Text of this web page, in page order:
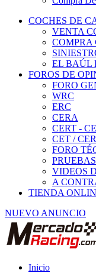
COCHES DE
VENTA
COMPRA
EL BAÚL
FOROS DE
FORO
WRC
ERC
CERA
CERT -
CET / CER
FORO
VIDEOS
A
TIENDA
NUEVO ANUNCIO
Piezas de